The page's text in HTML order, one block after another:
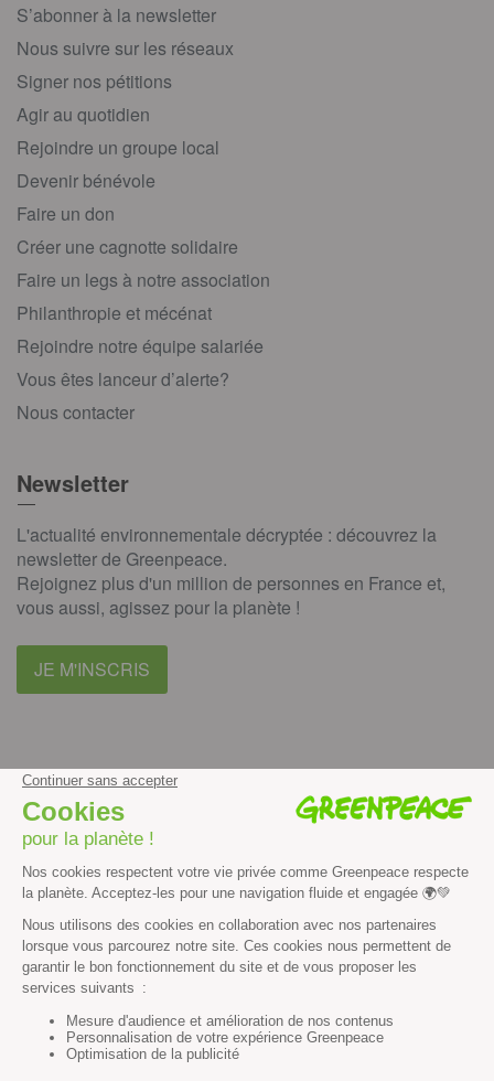
S’abonner à la newsletter
Nous suivre sur les réseaux
Signer nos pétitions
Agir au quotidien
Rejoindre un groupe local
Devenir bénévole
Faire un don
Créer une cagnotte solidaire
Faire un legs à notre association
Philanthropie et mécénat
Rejoindre notre équipe salariée
Vous êtes lanceur d’alerte?
Nous contacter
Newsletter
L'actualité environnementale décryptée : découvrez la
newsletter de Greenpeace.
Rejoignez plus d'un million de personnes en France et,
vous aussi, agissez pour la planète !
JE M'INSCRIS
instagramyoutube
Contenus et propriété intellectuelle
Mentions légales
Politique de confidentialité
Les autres sites de Greenpeace
dans le monde
Cliquez-ici pour modifier vos préférences en matière de cookies